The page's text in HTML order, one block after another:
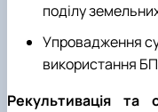
поділу
Упровадження
використання
Рекультивація та